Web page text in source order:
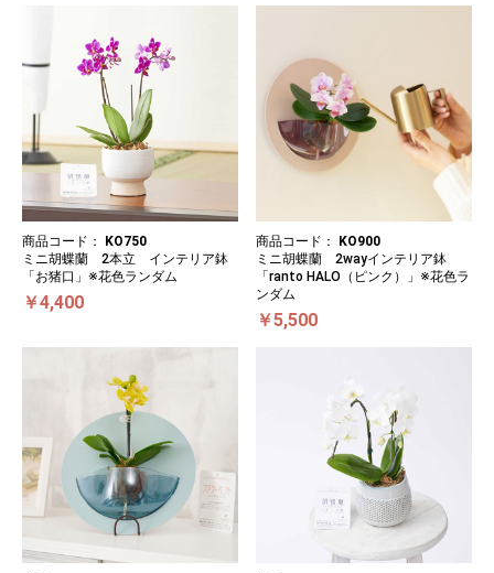
商品コード：
KO750
ミニ胡蝶蘭 2本立 インテリア鉢
「お猪口」※花色ランダム
￥4,400
商品コード： KO900
ミニ胡蝶蘭 2wayインテリア鉢
「ranto HALO（ピンク）」※花色ラ
ンダム
￥5,500